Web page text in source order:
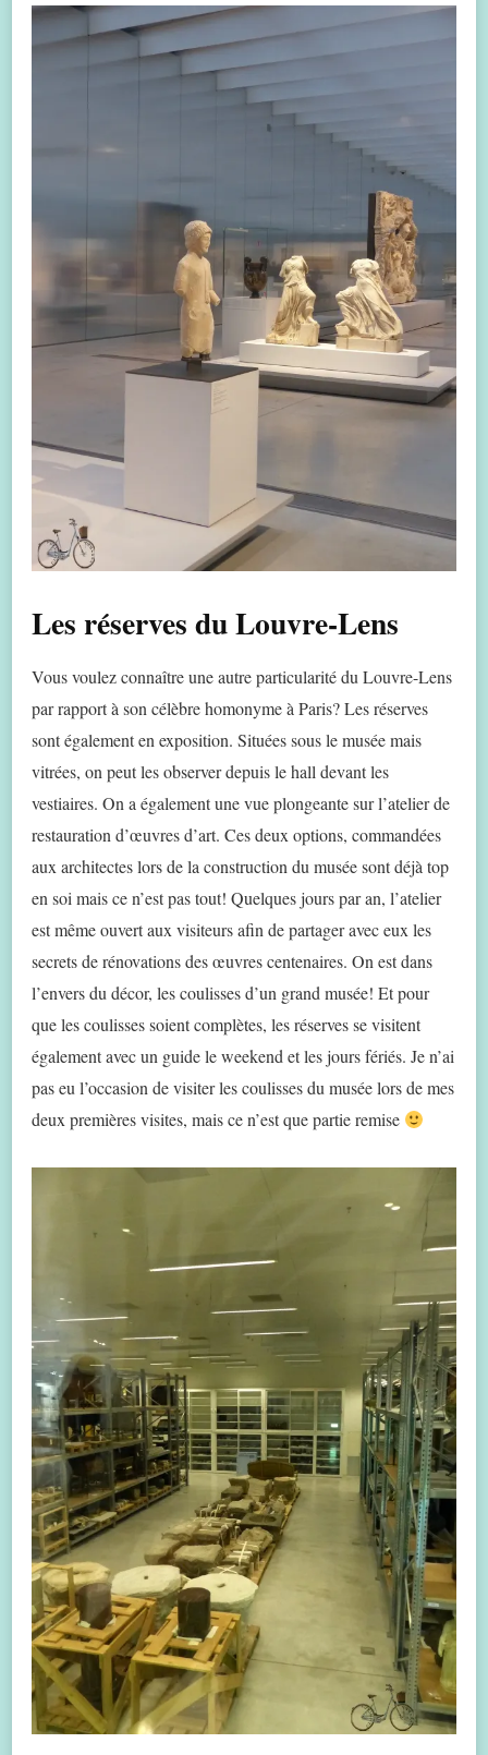
Les réserves du Louvre-Lens
Vous voulez connaître une autre particularité du Louvre-Lens
par rapport à son célèbre homonyme à Paris? Les réserves
sont également en exposition. Situées sous le musée mais
vitrées, on peut les observer depuis le hall devant les
vestiaires. On a également une vue plongeante sur l’atelier de
restauration d’œuvres d’art. Ces deux options, commandées
aux architectes lors de la construction du musée sont déjà top
en soi mais ce n’est pas tout! Quelques jours par an, l’atelier
est même ouvert aux visiteurs afin de partager avec eux les
secrets de rénovations des œuvres centenaires. On est dans
l’envers du décor, les coulisses d’un grand musée! Et pour
que les coulisses soient complètes, les réserves se visitent
également avec un guide le weekend et les jours fériés. Je n’ai
pas eu l’occasion de visiter les coulisses du musée lors de mes
deux premières visites, mais ce n’est que partie remise